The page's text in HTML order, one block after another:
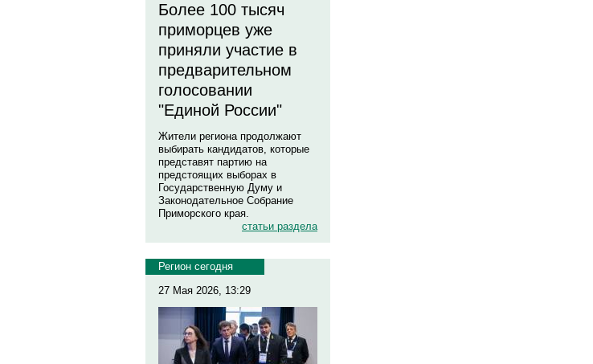
Более 100 тысяч
приморцев уже
приняли участие в
предварительном
голосовании
"Единой России"
Жители региона продолжают
выбирать кандидатов, которые
представят партию на
предстоящих выборах в
Государственную Думу и
Законодательное Собрание
Приморского края.
статьи раздела
Регион сегодня
27 Мая 2026, 13:29